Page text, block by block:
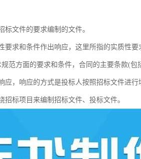
文件的要求编制的文件。
要求和条件作出响应，这里所指的实质性
范方面的要求和条件，合同的主要条款(包
，响应的方式是投标人按照招标文件进行
标项目来编制招标文件、投标文件。